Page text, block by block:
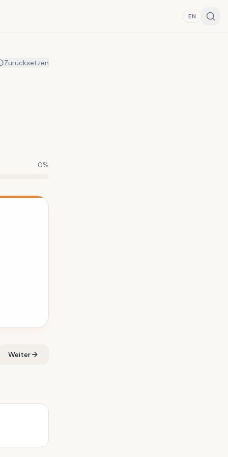
EN
Zurücksetzen
0%
Weiter